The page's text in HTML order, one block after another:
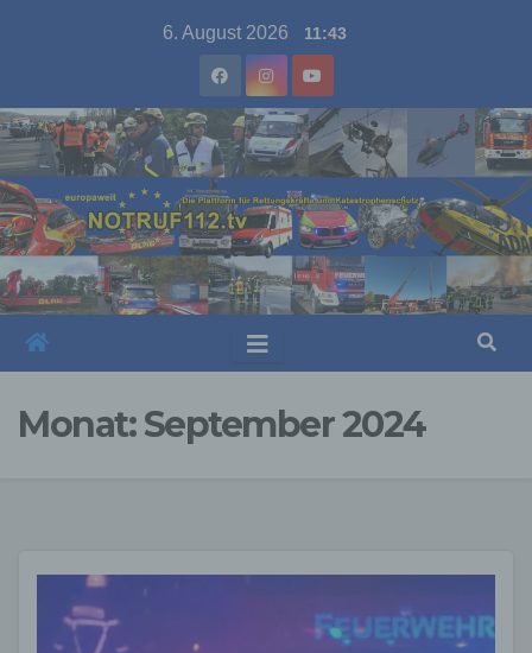
6. August 2026 11:43
Monat:September 2024